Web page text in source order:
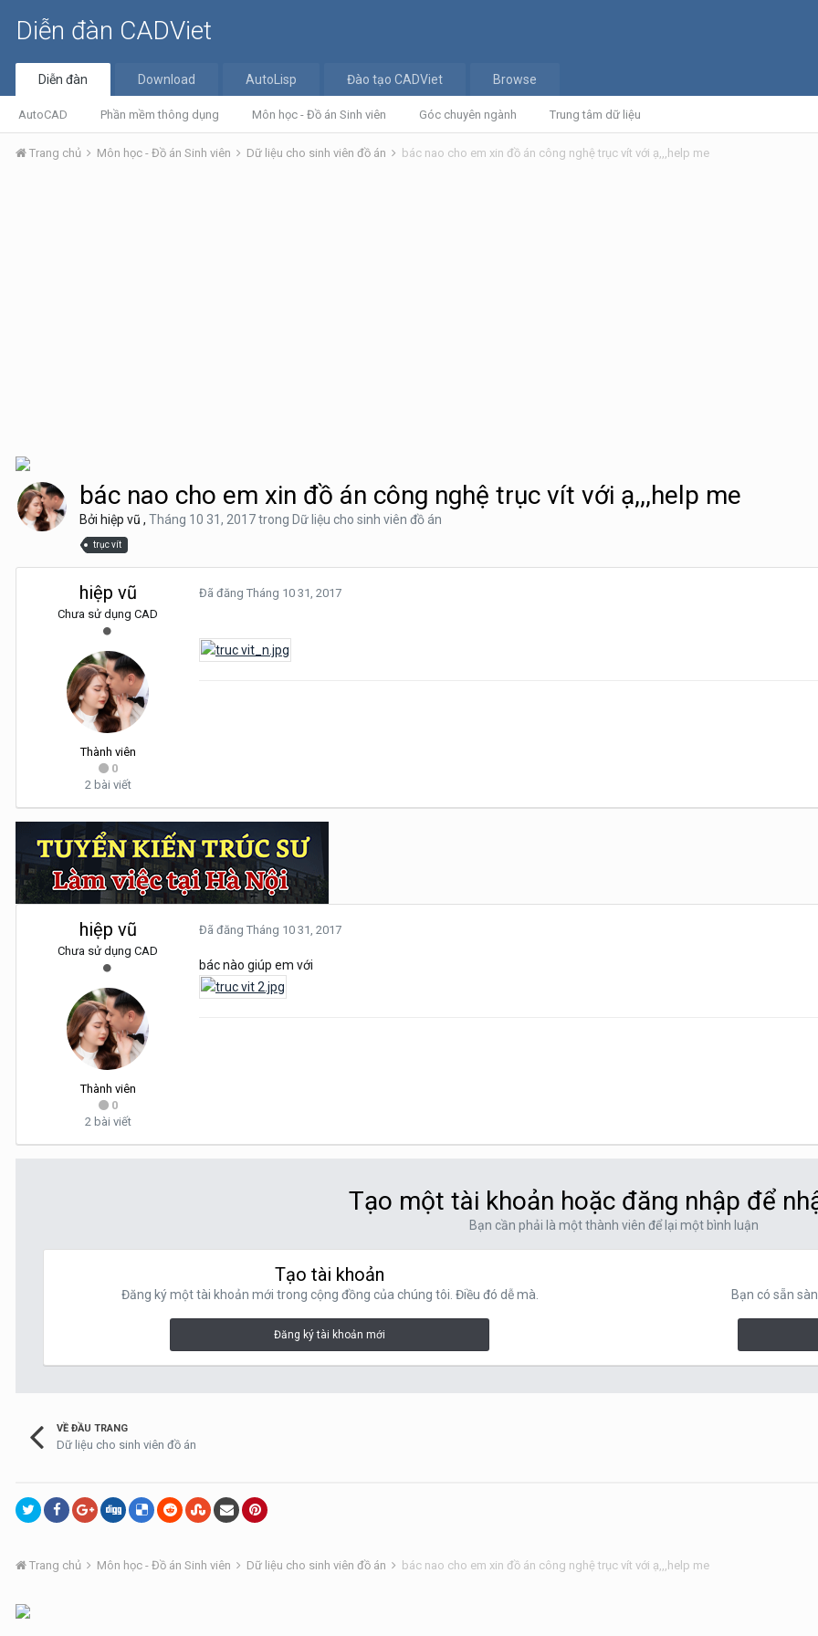
Diễn đàn CADViet
Diễn đàn
AutoCAD Phần mềm thông dụng Môn học - Đồ án Sinh viên Góc chuyên ngành Trung tâm dữ liệu
Download AutoLisp Đào tạo CADViet Browse
Trang chủ Môn học - Đồ án Sinh viên Dữ liệu cho sinh viên đồ án bác nao cho em xin đồ án công nghệ trục vít với ạ,,,help me
bác nao cho em xin đồ án công nghệ trục vít với ạ,,,help me
Bởi hiệp vũ , Tháng 10 31, 2017trong Dữ liệu cho sinh viên đồ án
trục vít
hiệp vũ
Chưa sử dụng CAD
Thành viên
0
2 bài viết
Đã đăng Tháng 10 31, 2017
hiệp vũ
Chưa sử dụng CAD
Thành viên
0
2 bài viết
Đã đăng Tháng 10 31, 2017
bác nào giúp em với
Tạo một tài khoản hoặc đăng nhập để
Bạn cần phải là một thành viên để lại một bình luận
Tạo tài khoản
Đăng ký một tài khoản mới trong cộng đồng của chúng tôi. Điều đó dễ mà.
Đăng ký tài khoản mới
Bạn có sẵn
VỀ ĐẦU TRANG
Dữ liệu cho sinh viên đồ án
Trang chủ Môn học - Đồ án Sinh viên Dữ liệu cho sinh viên đồ án bác nao cho em xin đồ án công nghệ trục vít với ạ,,,help me